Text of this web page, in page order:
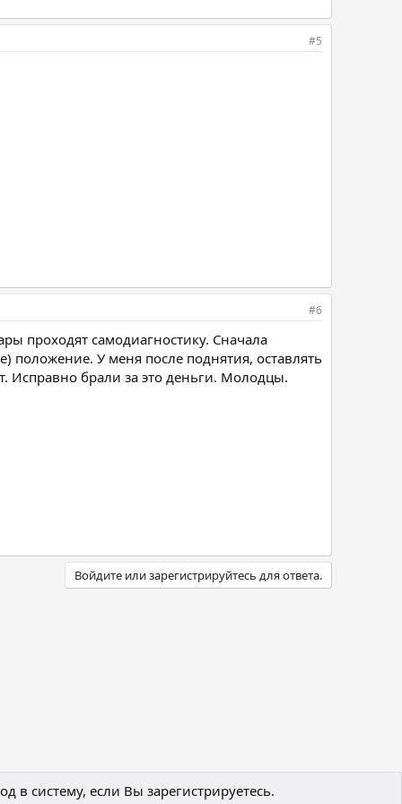
#5
#6
проходят самодиагностику. Сначала
положение. У меня после поднятия, оставлять
Исправно брали за это деньги. Молодцы.
Войдите или зарегистрируйтесь для ответа.
в систему, если Вы зарегистрируетесь.